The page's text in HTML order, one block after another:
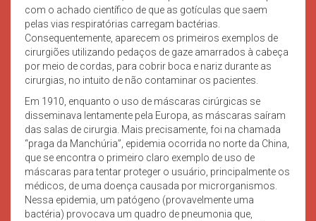
com o achado científico de que as gotículas que saem
pelas vias respiratórias carregam bactérias.
Consequentemente, aparecem os primeiros exemplos de
cirurgiões utilizando pedaços de gaze amarrados à cabeça
por meio de cordas, para cobrir boca e nariz durante as
cirurgias, no intuito de não contaminar os pacientes.
Em 1910, enquanto o uso de máscaras cirúrgicas se
disseminava lentamente pela Europa, as máscaras saíram
das salas de cirurgia. Mais precisamente, foi na chamada
“praga da Manchúria”, epidemia ocorrida no norte da China,
que se encontra o primeiro claro exemplo de uso de
máscaras para tentar proteger o usuário, principalmente os
médicos, de uma doença causada por microrganismos.
Nessa epidemia, um patógeno (provavelmente uma
bactéria) provocava um quadro de pneumonia que,